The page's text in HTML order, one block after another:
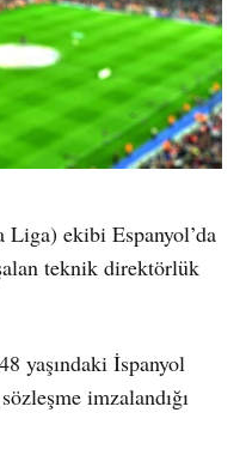
ekibi Espanyol’da
teknik direktörlük
yaşındaki İspanyol
imzalandığı